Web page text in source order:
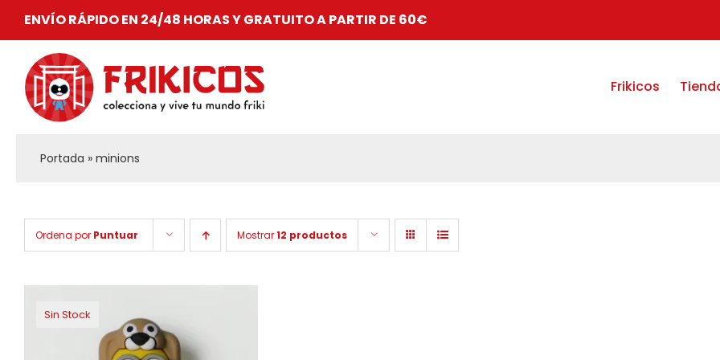
contenido
ENVÍO RÁPIDO EN 24/48 HORAS Y GRATUITO A PARTIR DE 60€
Frikicos
Portada » minions
Ordena por Puntuar Mostrar12 productos
Sin Stock